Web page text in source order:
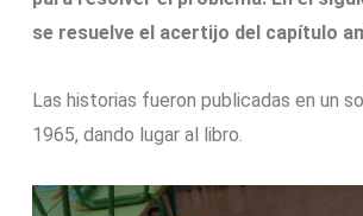
se resuelve el acertijo del capítulo
Las historias fueron publicadas en un
1965, dando lugar al libro.